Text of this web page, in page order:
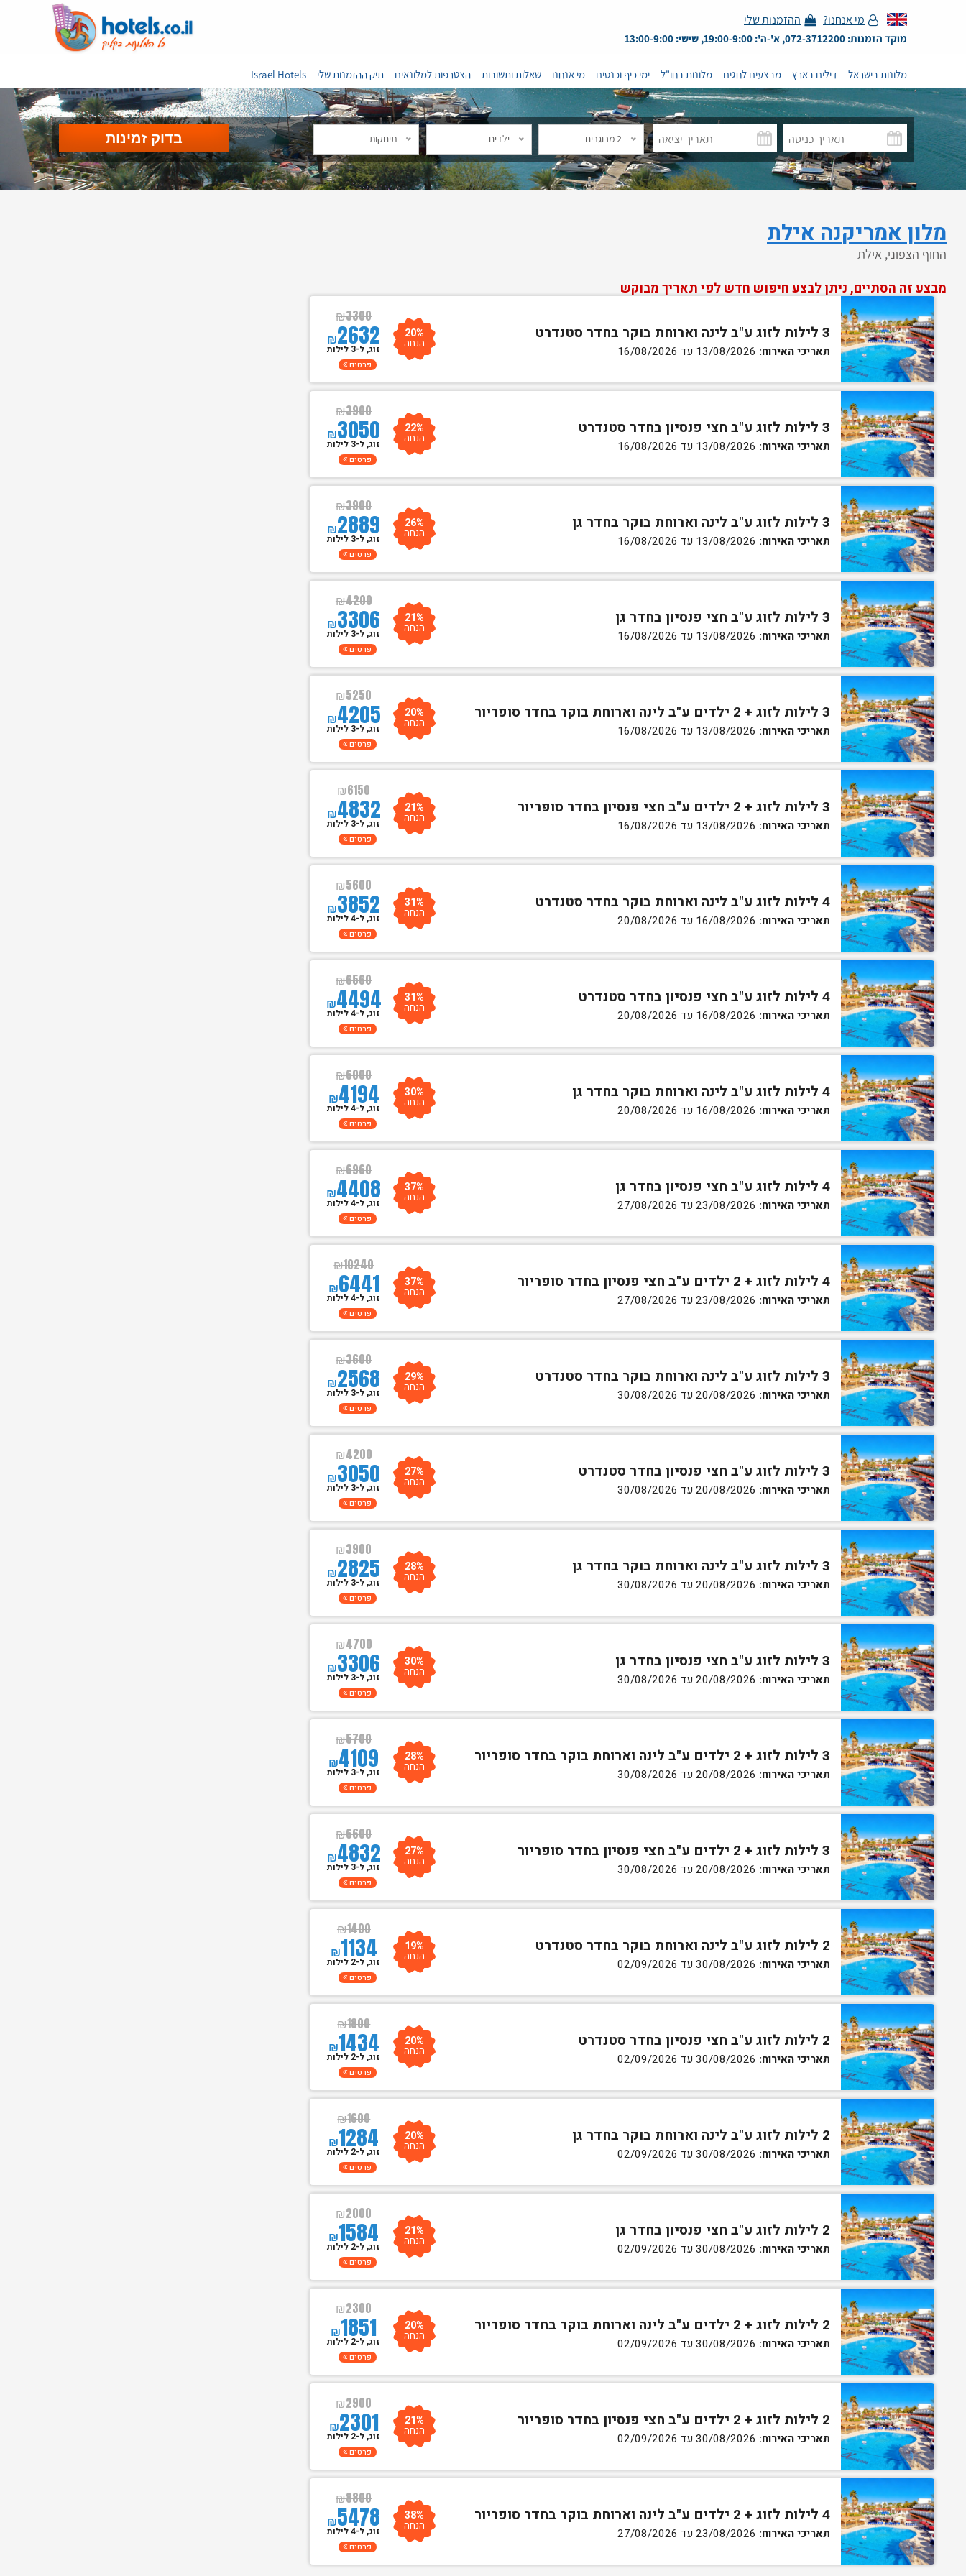
מי אנחנו? ההזמנות שלי
מוקד הזמנות: 072-3712200, א'-ה': 19:00-9:00, שישי: 13:00-9:00
מלונות בישראל דילים בארץ מבצעים לחגים מלונות בחו"ל ימי כיף וכנסים מי אנחנו שאלות ותשובות הצטרפות למלונאים תיק ההזמנות שלי Israel Hotels
2 מבוגרים ילדים תינוקות
מלון אמריקנה אילת
החוף הצפוני, אילת
מבצע זה הסתיים, ניתן לבצע חיפוש חדש לפי תאריך מבוקש
3 לילות לזוג ע"ב לינה וארוחת בוקר בחדר סטנדרט
תאריכי האירוח:
₪3300
₪2632 20%
הנחה זוג, ל-3 לילות
פרטים
3 לילות לזוג ע"ב חצי פנסיון בחדר סטנדרט
תאריכי האירוח:
₪3900
₪3050 22%
הנחה זוג, ל-3 לילות
פרטים
3 לילות לזוג ע"ב לינה וארוחת בוקר בחדר גן
תאריכי האירוח:
₪3900
₪2889 26%
הנחה זוג, ל-3 לילות
פרטים
3 לילות לזוג ע"ב חצי פנסיון בחדר גן
תאריכי האירוח:
₪4200
₪3306 21%
הנחה זוג, ל-3 לילות
פרטים
3 לילות לזוג + 2 ילדים ע"ב לינה וארוחת בוקר בחדר סופריור
תאריכי האירוח:
₪5250
₪4205 20%
הנחה זוג, ל-3 לילות
פרטים
3 לילות לזוג + 2 ילדים ע"ב חצי פנסיון בחדר סופריור
תאריכי האירוח:
₪6150
₪4832 21%
הנחה זוג, ל-3 לילות
פרטים
4 לילות לזוג ע"ב לינה וארוחת בוקר בחדר סטנדרט
תאריכי האירוח:
₪5600
₪3852 31%
הנחה זוג, ל-4 לילות
פרטים
4 לילות לזוג ע"ב חצי פנסיון בחדר סטנדרט
תאריכי האירוח:
₪6560
₪4494 31%
הנחה זוג, ל-4 לילות
פרטים
4 לילות לזוג ע"ב לינה וארוחת בוקר בחדר גן
תאריכי האירוח:
₪6000
₪4194 30%
הנחה זוג, ל-4 לילות
פרטים
4 לילות לזוג ע"ב חצי פנסיון בחדר גן
תאריכי האירוח:
₪6960
₪4408 37%
הנחה זוג, ל-4 לילות
פרטים
4 לילות לזוג + 2 ילדים ע"ב חצי פנסיון בחדר סופריור
תאריכי האירוח:
₪10240
₪6441 37%
הנחה זוג, ל-4 לילות
פרטים
3 לילות לזוג ע"ב לינה וארוחת בוקר בחדר סטנדרט
תאריכי האירוח:
₪3600
₪2568 29%
הנחה זוג, ל-3 לילות
פרטים
3 לילות לזוג ע"ב חצי פנסיון בחדר סטנדרט
תאריכי האירוח:
₪4200
₪3050 27%
הנחה זוג, ל-3 לילות
פרטים
3 לילות לזוג ע"ב לינה וארוחת בוקר בחדר גן
תאריכי האירוח:
₪3900
₪2825 28%
הנחה זוג, ל-3 לילות
פרטים
3 לילות לזוג ע"ב חצי פנסיון בחדר גן
תאריכי האירוח:
₪4700
₪3306 30%
הנחה זוג, ל-3 לילות
פרטים
3 לילות לזוג + 2 ילדים ע"ב לינה וארוחת בוקר בחדר סופריור
תאריכי האירוח:
₪5700
₪4109 28%
הנחה זוג, ל-3 לילות
פרטים
3 לילות לזוג + 2 ילדים ע"ב חצי פנסיון בחדר סופריור
תאריכי האירוח:
₪6600
₪4832 27%
הנחה זוג, ל-3 לילות
פרטים
2 לילות לזוג ע"ב לינה וארוחת בוקר בחדר סטנדרט
תאריכי האירוח:
₪1400
₪1134 19%
הנחה זוג, ל-2 לילות
פרטים
2 לילות לזוג ע"ב חצי פנסיון בחדר סטנדרט
תאריכי האירוח:
₪1800
₪1434 20%
הנחה זוג, ל-2 לילות
פרטים
2 לילות לזוג ע"ב לינה וארוחת בוקר בחדר גן
תאריכי האירוח:
₪1600
₪1284 20%
הנחה זוג, ל-2 לילות
פרטים
2 לילות לזוג ע"ב חצי פנסיון בחדר גן
תאריכי האירוח:
₪2000
₪1584 21%
הנחה זוג, ל-2 לילות
פרטים
2 לילות לזוג + 2 ילדים ע"ב לינה וארוחת בוקר בחדר סופריור
תאריכי האירוח:
₪2300
₪1851 20%
הנחה זוג, ל-2 לילות
פרטים
2 לילות לזוג + 2 ילדים ע"ב חצי פנסיון בחדר סופריור
תאריכי האירוח:
₪2900
₪2301 21%
הנחה זוג, ל-2 לילות
פרטים
4 לילות לזוג + 2 ילדים ע"ב לינה וארוחת בוקר בחדר סופריור
תאריכי האירוח:
₪8800
₪5478 38%
הנחה זוג, ל-4 לילות
פרטים